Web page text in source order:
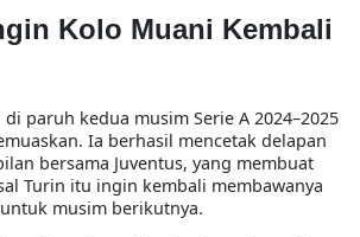
Kolo Muani Kembali
paruh kedua musim Serie A 2024–2025
Ia berhasil mencetak delapan
bersama Juventus, yang membuat
Turin itu ingin kembali membawanya
musim berikutnya.